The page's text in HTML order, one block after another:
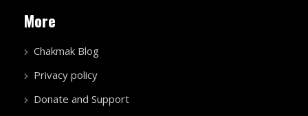
More
Chakmak Blog
Privacy policy
Donate and Support